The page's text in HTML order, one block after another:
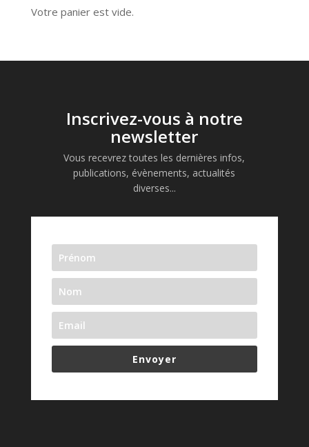
Votre panier est vide.
Inscrivez-vous à notre
newsletter
Vous recevrez toutes les dernières infos,
publications, évènements, actualités
diverses...
Envoyer